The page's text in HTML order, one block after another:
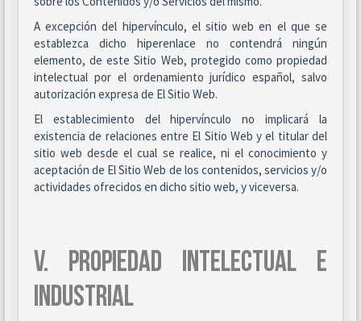
A excepción del hipervínculo, el sitio web en el que se
establezca dicho hiperenlace no contendrá ningún
elemento, de este Sitio Web, protegido como propiedad
intelectual por el ordenamiento jurídico español, salvo
autorización expresa de El Sitio Web.
El establecimiento del hipervínculo no implicará la
existencia de relaciones entre El Sitio Web y el titular del
sitio web desde el cual se realice, ni el conocimiento y
aceptación de El Sitio Web de los contenidos, servicios y/o
actividades ofrecidos en dicho sitio web, y viceversa.
V. PROPIEDAD INTELECTUAL E
INDUSTRIAL